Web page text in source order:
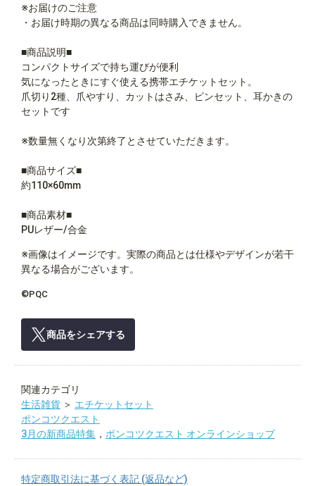
※お届けのご注意
・お届け時期の異なる商品は同時購入できません。
■商品説明■
コンパクトサイズで持ち運びが便利
気になったときにすぐ使える携帯エチケットセット。
爪切り2種、爪やすり、カットはさみ、ピンセット、耳かきの
セットです
※数量無くなり次第終了とさせていただきます。
■商品サイズ■
約110×60mm
■商品素材■
PUレザー/合金
※画像はイメージです。実際の商品とは仕様やデザインが若干
異なる場合がございます。
©PQC
商品をシェアする
関連カテゴリ
生活雑貨 ＞ エチケットセット
ポンコツクエスト
3月の新商品特集 ， ポンコツクエスト オンラインショップ
特定商取引法に基づく表記 (返品など)